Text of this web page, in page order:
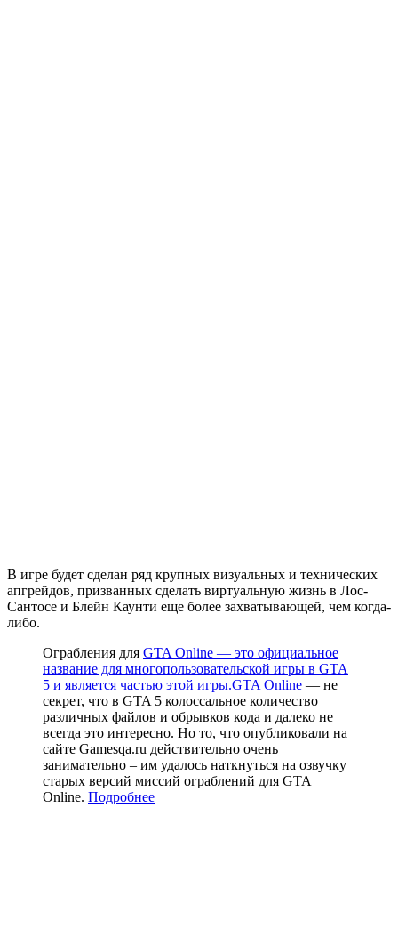
В игре будет сделан ряд крупных визуальных и технических
апгрейдов, призванных сделать виртуальную жизнь в Лос-
Сантосе и Блейн Каунти еще более захватывающей, чем когда-
либо.
Ограбления для GTA Online — это официальное
название для многопользовательской игры в GTA
5 и является частью этой игры.GTA Online — не
секрет, что в GTA 5 колоссальное количество
различных файлов и обрывков кода и далеко не
всегда это интересно. Но то, что опубликовали на
сайте Gamesqa.ru действительно очень
занимательно – им удалось наткнуться на озвучку
старых версий миссий ограблений для GTA
Online. Подробнее